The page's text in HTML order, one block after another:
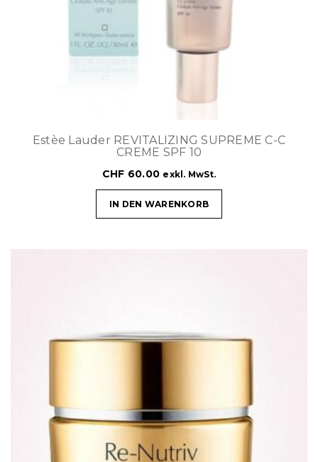
Estèe Lauder REVITALIZING SUPREME C-C
CREME SPF 10
CHF 60.00 exkl. MwSt.
IN DEN WARENKORB